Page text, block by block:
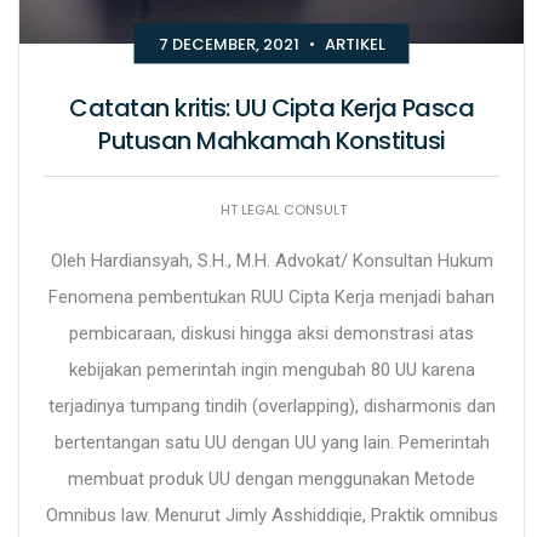
7 DECEMBER, 2021 • ARTIKEL
Catatan kritis: UU Cipta Kerja Pasca
Putusan Mahkamah Konstitusi
HT LEGAL CONSULT
Oleh Hardiansyah, S.H., M.H. Advokat/ Konsultan Hukum
Fenomena pembentukan RUU Cipta Kerja menjadi bahan
pembicaraan, diskusi hingga aksi demonstrasi atas
kebijakan pemerintah ingin mengubah 80 UU karena
terjadinya tumpang tindih (overlapping), disharmonis dan
bertentangan satu UU dengan UU yang lain. Pemerintah
membuat produk UU dengan menggunakan Metode
Omnibus law. Menurut Jimly Asshiddiqie, Praktik omnibus